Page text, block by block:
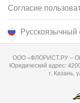
Русскоязычный
Согласие
ООО «ФЛОРИСТ.РУ –
Юридический адрес:
г. Казань,